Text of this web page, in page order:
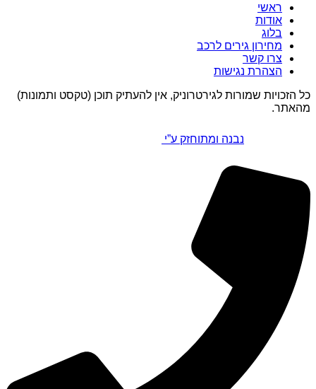
ראשי
אודות
בלוג
מחירון גירים לרכב
צרו קשר
הצהרת נגישות
כל הזכויות שמורות לגירטרוניק, אין להעתיק תוכן (טקסט ותמונות)
מהאתר.
נבנה ומתוחזק ע”י